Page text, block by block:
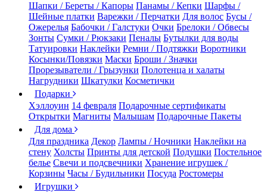
Шапки / Береты / Капоры Панамы / Кепки Шарфы /
Шейные платки Варежки / Перчатки Для волос Бусы /
Ожерелья Бабочки / Галстуки Очки Брелоки / Обвесы
Зонты Сумки / Рюкзаки Пеналы Бутылки для воды
Татуировки Наклейки Ремни / Подтяжки Воротники
Косынки/Повязки Маски Броши / Значки
Прорезыватели / Грызунки Полотенца и халаты
Нагрудники Шкатулки Косметички
Подарки
Хэллоуин 14 февраля Подарочные сертификаты
Открытки Магниты Малышам Подарочные Пакеты
Для дома
Для праздника Декор Лампы / Ночники Наклейки на
стену Холсты Принты для детской Подушки Постельное
белье Свечи и подсвечники Хранение игрушек /
Корзины Часы / Будильники Посуда Ростомеры
Игрушки